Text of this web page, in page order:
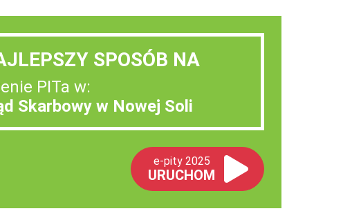
SPOSÓB NA
PITa w:
Skarbowy w Nowej Soli
e-pity 2025
URUCHOM